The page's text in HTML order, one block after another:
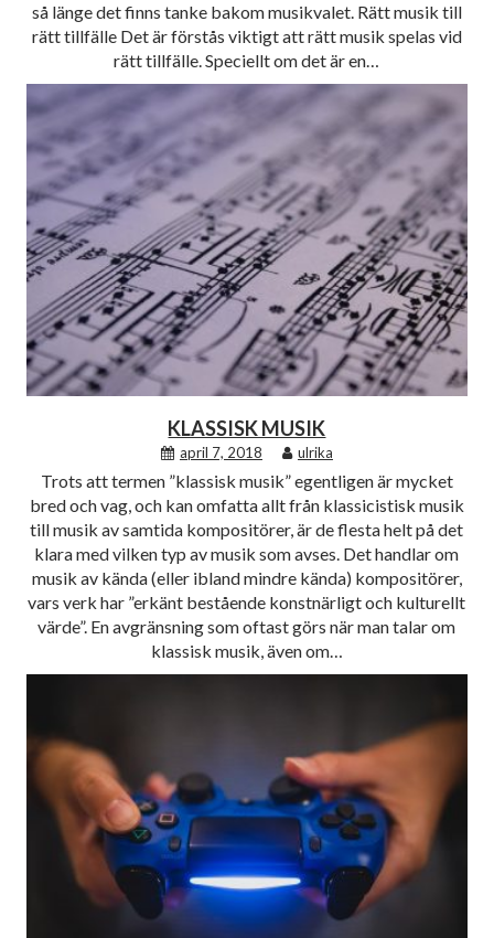
så länge det finns tanke bakom musikvalet. Rätt musik till
rätt tillfälle Det är förstås viktigt att rätt musik spelas vid
rätt tillfälle. Speciellt om det är en…
KLASSISK MUSIK
april 7, 2018 ulrika
Trots att termen ”klassisk musik” egentligen är mycket
bred och vag, och kan omfatta allt från klassicistisk musik
till musik av samtida kompositörer, är de flesta helt på det
klara med vilken typ av musik som avses. Det handlar om
musik av kända (eller ibland mindre kända) kompositörer,
vars verk har ”erkänt bestående konstnärligt och kulturellt
värde”. En avgränsning som oftast görs när man talar om
klassisk musik, även om…